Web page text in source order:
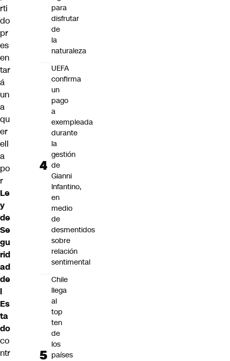
rti
do
pr
es
en
tar
á
un
a
qu
er
ell
a
po
r
Le
y
de
Se
gu
rid
ad
de
l
Es
ta
do
co
ntr
para
disfrutar
de
la
naturaleza
UEFA
confirma
un
pago
a
exempleada
durante
la
gestión
de
Gianni
Infantino,
en
medio
de
desmentidos
sobre
relación
sentimental
Chile
llega
al
top
ten
de
los
países